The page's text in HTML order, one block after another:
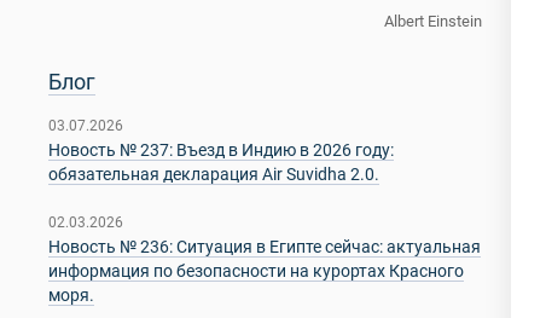
Albert Einstein
Блог
03.07.2026
Новость № 237: Въезд в Индию в 2026 году:
обязательная декларация Air Suvidha 2.0.
02.03.2026
Новость № 236: Ситуация в Египте сейчас: актуальная
информация по безопасности на курортах Красного
моря.